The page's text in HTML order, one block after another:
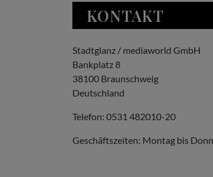
KONTAKT
Stadtglanz / mediaworld GmbH
Bankplatz 8
38100 Braunschweig
Deutschland
Telefon: 0531 482010-20
Geschäftszeiten: Montag bis